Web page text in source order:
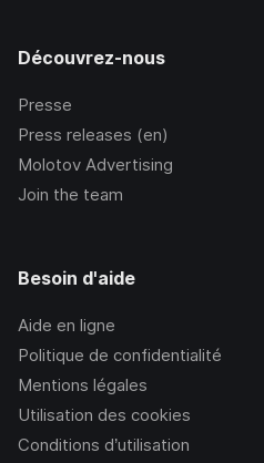
Découvrez-nous
Presse
Press releases (en)
Molotov Advertising
Join the team
Besoin d'aide
Aide en ligne
Politique de confidentialité
Mentions légales
Utilisation des cookies
Conditions d’utilisation